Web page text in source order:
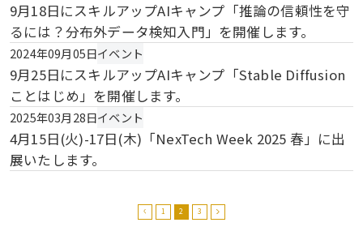
9月18日にスキルアップAIキャンプ「推論の信頼性を守
るには？分布外データ検知入門」を開催します。
2024年09月05日イベント
9月25日にスキルアップAIキャンプ「Stable Diffusion
ことはじめ」を開催します。
2025年03月28日イベント
4月15日(火)-17日(木)「NexTech Week 2025 春」に出
展いたします。
1 2 3